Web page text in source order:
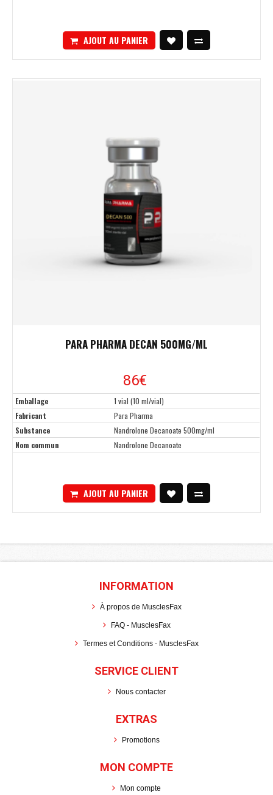
AJOUT AU PANIER
PARA PHARMA DECAN 500MG/ML
86€
Emballage
1 vial (10 ml/vial)
Fabricant
Para Pharma
Substance
Nandrolone Decanoate 500mg/ml
Nom commun
Nandrolone Decanoate
AJOUT AU PANIER
INFORMATION
À propos de MusclesFax
FAQ - MusclesFax
Termes et Conditions - MusclesFax
SERVICE CLIENT
Nous contacter
EXTRAS
Promotions
MON COMPTE
Mon compte